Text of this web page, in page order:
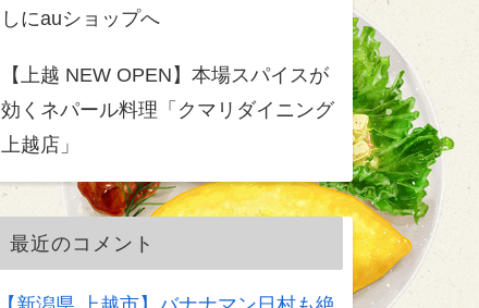
しにauショップへ
【上越 NEW OPEN】本場スパイスが
効くネパール料理「クマリダイニング
上越店」
最近のコメント